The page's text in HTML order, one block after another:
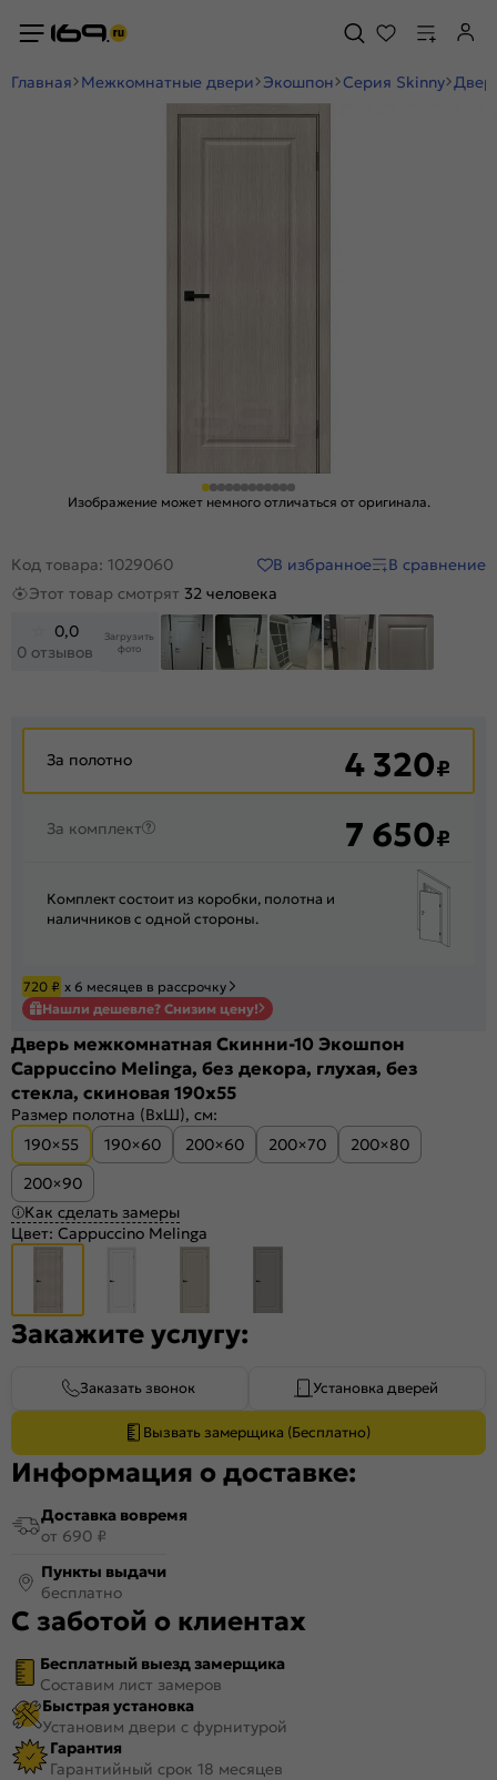
Главная Межкомнатные двери Экошпон Серия Skinny
Изображение может немного отличаться от оригинала.
Код товара: 1029060 В избранное
В сравнение
Этот товар смотрят 32 человека
0,0
0 отзывов
Загрузить
фото
За полотно 4 320₽
За комплект 7 650₽
Комплект состоит из коробки, полотна и
наличников с одной стороны.
720 ₽ х 6 месяцев в рассрочку
Нашли дешевле? Снизим цену!
Дверь межкомнатная Скинни-10 Экошпон
Cappuccino Melinga, без декора, глухая, без
стекла, скиновая 190x55
Размер полотна (ВхШ), см:
190×55
190×60 200×60 200×70
200×80
200×90
Как сделать замеры
Цвет: Cappuccino Melinga
Закажите услугу:
Заказать звонок Установка дверей
Вызвать замерщика (Бесплатно)
Информация о доставке:
Доставка вовремя
от 690 ₽
Пункты выдачи
бесплатно
С заботой о клиентах
Бесплатный выезд замерщика
Составим лист замеров
Быстрая установка
Установим двери с фурнитурой
Гарантия
Гарантийный срок 18 месяцев